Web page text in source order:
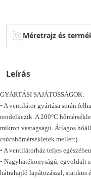
Méretrajz és
Leírás
GYÁRTÁSI SAJÁTOSSÁGOK:
• A ventilátor gyártása során
rendelkezik. A 200°C
mikron vastagságú. Átlagos
csúcshőmérsékletek mellett).
• A ventilátorház teljes
• Nagyhatékonyságú, egyoldalt
hátrahajló lapátozással, statikus